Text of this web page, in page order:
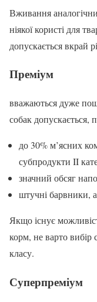
Вживання
ніякої користі для
допускається вкрай
Преміум
вважаються дуже
собак допускається,
до 30% м’ясних
субпродукти II
значний обсяг
штучні барвники,
Якщо існує
корм, не варто вибір
класу.
Суперпреміум